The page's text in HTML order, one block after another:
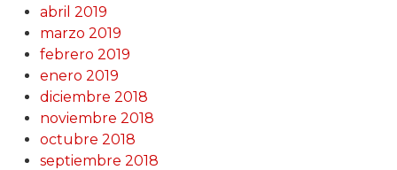
abril 2019
marzo 2019
febrero 2019
enero 2019
diciembre 2018
noviembre 2018
octubre 2018
septiembre 2018